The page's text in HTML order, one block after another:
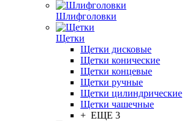
Шлифголовки
Щетки
Щетки дисковые
Щетки конические
Щетки концевые
Щетки ручные
Щетки цилиндрические
Щетки чашечные
+ ЕЩЕ 3